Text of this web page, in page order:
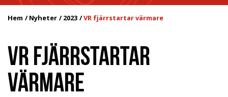
Hem Nyheter 2023 VR fjärrstartar värmare
VR FJÄRRSTARTAR
VÄRMARE